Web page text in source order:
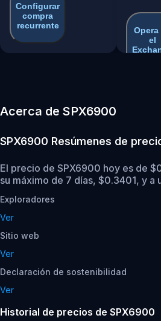
Configurar
compra
recurrente
Opera
el
Acerca de SPX6900
SPX6900 Resúmenes de
El precio de SPX6900 hoy es de
su máximo de 7 días, $0.3401, y a
Exploradores
Ver
Sitio web
Ver
Declaración de sostenibilidad
Ver
Historial de precios de SPX6900